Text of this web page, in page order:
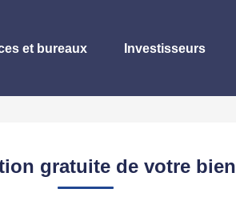
et bureaux Investisseurs
gratuite de votre bien